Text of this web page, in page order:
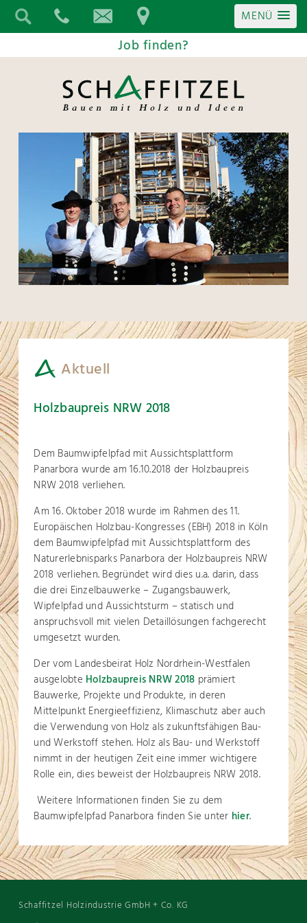
MENÜ
Job finden?
Aktuell
Holzbaupreis NRW 2018
Dem Baumwipfelpfad mit Aussichtsplattform
Panarbora wurde am 16.10.2018 der Holzbaupreis
NRW 2018 verliehen.
Am 16. Oktober 2018 wurde im Rahmen des 11.
Europäischen Holzbau-Kongresses (EBH) 2018 in Köln
dem Baumwipfelpfad mit Aussichtsplattform des
Naturerlebnisparks Panarbora der Holzbaupreis NRW
2018 verliehen. Begründet wird dies u.a. darin, dass
die drei Einzelbauwerke – Zugangsbauwerk,
Wipfelpfad und Aussichtsturm – statisch und
anspruchsvoll mit vielen Detaillösungen fachgerecht
umgesetzt wurden.
Der vom Landesbeirat Holz Nordrhein-Westfalen
ausgelobte Holzbaupreis NRW 2018 prämiert
Bauwerke, Projekte und Produkte, in deren
Mittelpunkt Energieeffizienz, Klimaschutz aber auch
die Verwendung von Holz als zukunftsfähigen Bau-
und Werkstoff stehen. Holz als Bau- und Werkstoff
nimmt in der heutigen Zeit eine immer wichtigere
Rolle ein, dies beweist der Holzbaupreis NRW 2018.
Weitere Informationen finden Sie zu dem
Baumwipfelpfad Panarbora finden Sie unter hier.
Schaffitzel Holzindustrie GmbH + Co. KG